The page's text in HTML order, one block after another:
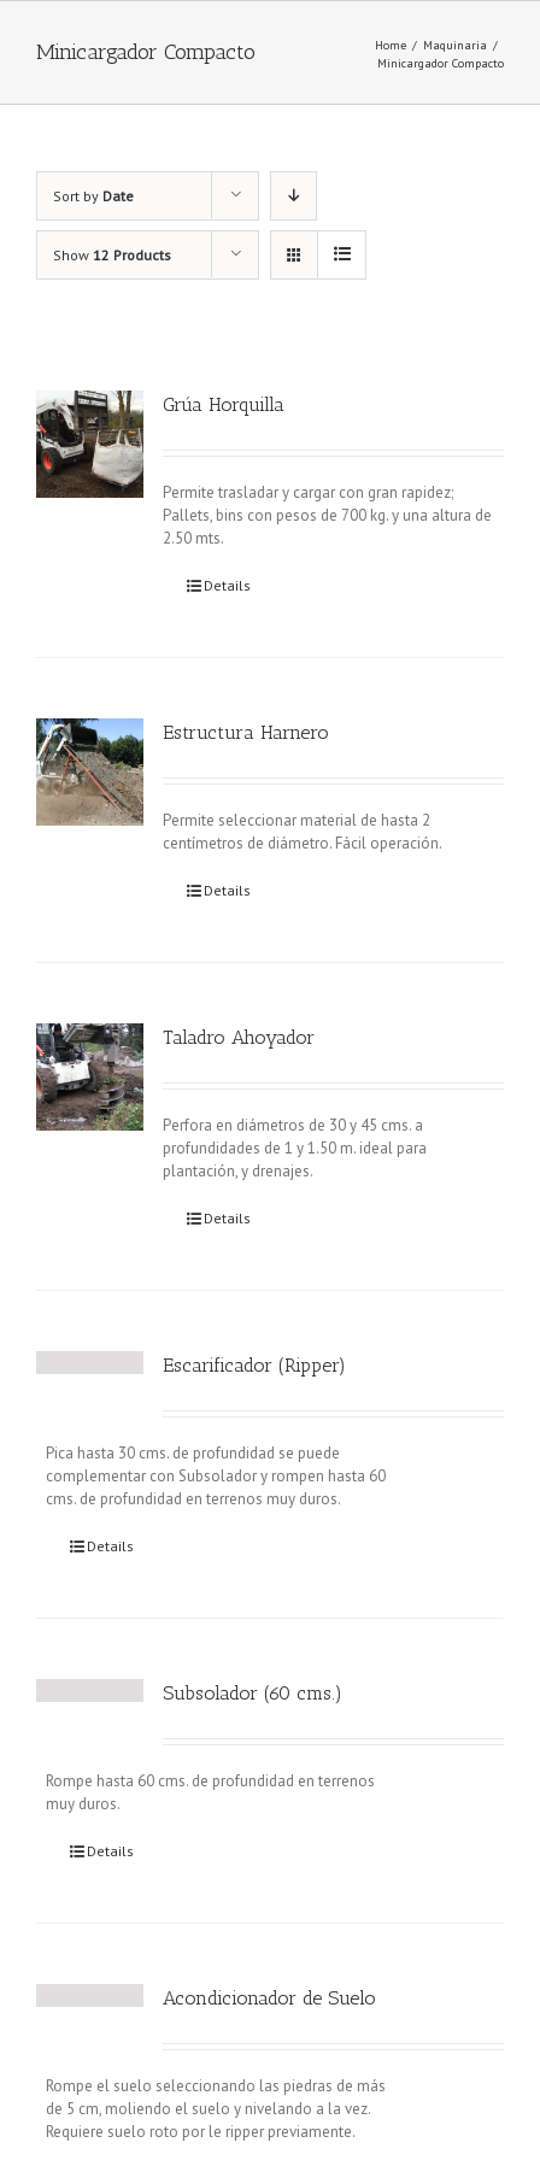
Minicargador Compacto Home / Maquinaria /
Minicargador Compacto
Sort by Date
Show 12 Products
Grúa Horquilla
Permite trasladar y cargar con gran rapidez;
Pallets, bins con pesos de 700 kg. y una altura de
2.50 mts.
Details
Estructura Harnero
Permite seleccionar material de hasta 2
centímetros de diámetro. Fácil operación.
Details
Taladro Ahoyador
Perfora en diámetros de 30 y 45 cms. a
profundidades de 1 y 1.50 m. ideal para
plantación, y drenajes.
Details
Escarificador (Ripper)
Pica hasta 30 cms. de profundidad se puede
complementar con Subsolador y rompen hasta 60
cms. de profundidad en terrenos muy duros.
Details
Subsolador (60 cms.)
Rompe hasta 60 cms. de profundidad en terrenos
muy duros.
Details
Acondicionador de Suelo
Rompe el suelo seleccionando las piedras de más
de 5 cm, moliendo el suelo y nivelando a la vez.
Requiere suelo roto por le ripper previamente.